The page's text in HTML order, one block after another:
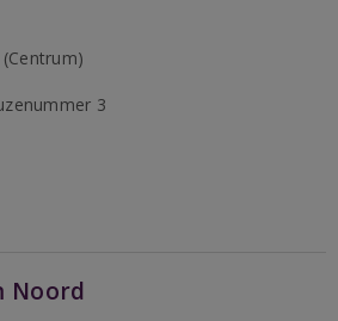
3
Noord